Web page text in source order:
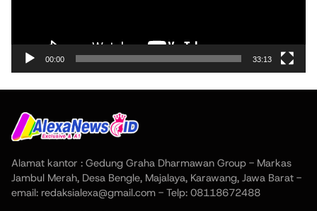
00:00 33:13
Alamat kantor : Gedung Graha Dharmawan Group - Markas
Jambul Merah, Desa Bengle, Majalaya, Karawang, Jawa Barat -
email: redaksialexa@gmail.com - Telp: 08118672488